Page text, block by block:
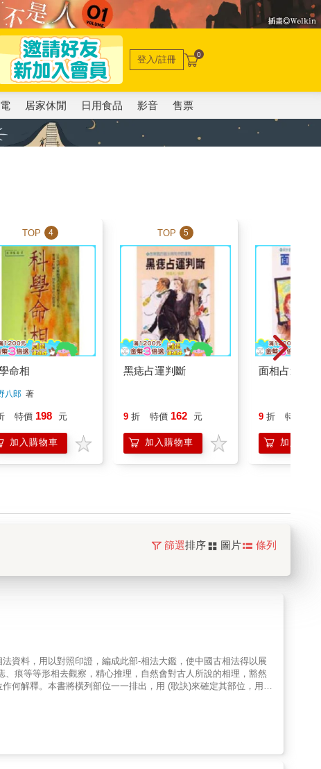
登入/註冊 0
居家休閒 日用食品 影音 售票
TOP 4
命相
八郎著
特價 198 元
加入購物車
TOP 5
黑痣占運判斷
9 折 特價 162 元
加入購物車
面相占運判斷
9 折 特價
加入購物
篩選排序 圖片 條列
資料，用以對照印證，編成此部-相法大鑑，使中國古相法得以展
橫列部位一一排出，用 (歌訣)來確定其部位，用